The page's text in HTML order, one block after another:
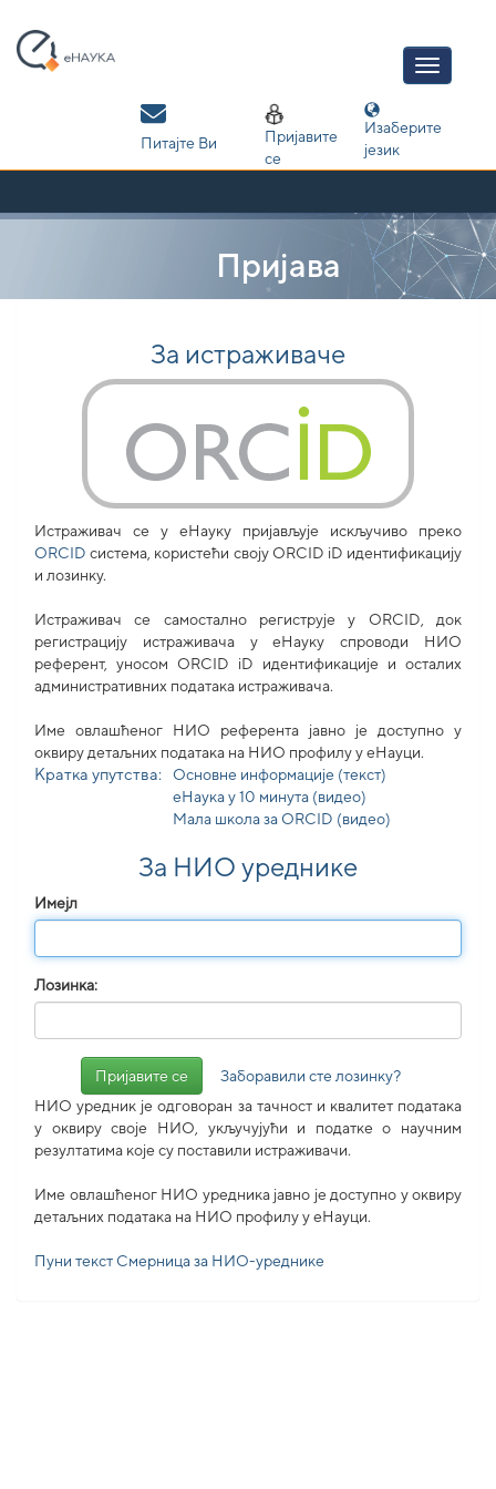
navigation
Питајте Ви
Пријавите
се
Изаберите
језик
Пријава
За истраживаче
Истраживач се у еНауку пријављује искључиво преко
ORCID система, користећи своjу ORCID iD идентификацију
и лозинку.
Истраживач се самостално региструје у ORCID, док
регистрацију истраживача у еНауку спроводи НИО
референт, уносом ORCID iD идентификације и осталих
административних података истраживача.
Име овлашћеног НИО референта јавно је доступно у
оквиру детаљних података на НИО профилу у еНауци.
Кратка упутства:
Основне информације (текст)
еНаука у 10 минута (видео)
Мала школа за ORCID (видео)
За НИО уреднике
Имејл
Лозинка:
Заборавили сте лозинку?
НИО уредник је одговоран за тачност и квалитет података
у оквиру своје НИО, укључујући и податке о научним
резултатима које су поставили истраживачи.
Име овлашћеног НИО уредника јавно је доступно у оквиру
детаљних података на НИО профилу у еНауци.
Пуни текст Смерница за НИО-уреднике